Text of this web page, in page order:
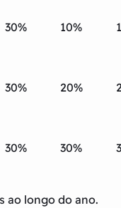
30% 10%
30% 20%
30% 30%
ao longo do ano.